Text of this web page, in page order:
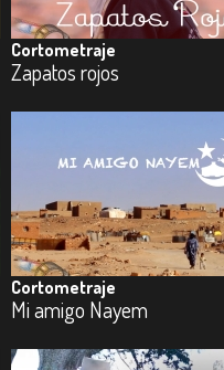
Cortometraje
Zapatos rojos
Cortometraje
Mi amigo Nayem